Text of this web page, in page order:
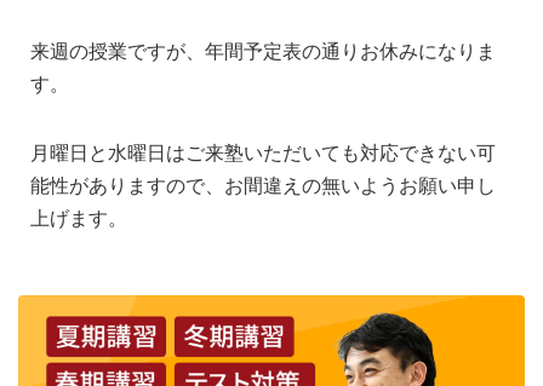
来週の授業ですが、年間予定表の通りお休みになりま
す。
月曜日と水曜日はご来塾いただいても対応できない可
能性がありますので、お間違えの無いようお願い申し
上げます。